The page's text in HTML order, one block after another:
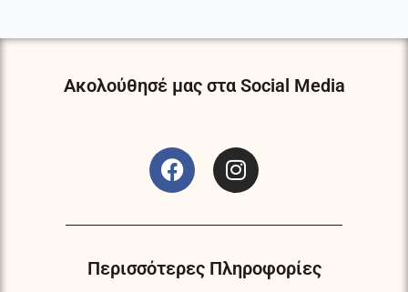
Ακολούθησέ μας στα Social Media
F
a
e
o
I
n
t
g
Περισσότερες Πληροφορίες